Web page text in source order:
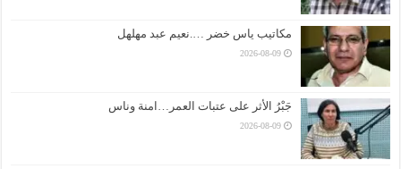
مكاتيب ياس خضر ….نعيم عبد مهلهل
2026-08-09
جَبْرُ الأثر على عتبات العمر…امنة وناس
2026-08-09